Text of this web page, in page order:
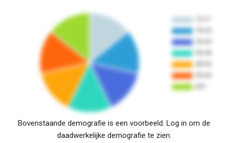
Bovenstaande demografie is een voorbeeld. Log in om de
daadwerkelijke demografie te zien.